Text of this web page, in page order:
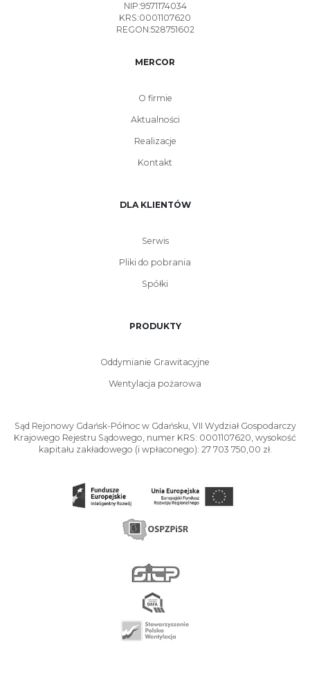
NIP:9571174034
KRS:0001107620
REGON:528751602
MERCOR
O firmie
Aktualności
Realizacje
Kontakt
DLA KLIENTÓW
Serwis
Pliki do pobrania
Spółki
PRODUKTY
Oddymianie Grawitacyjne
Wentylacja pożarowa
Sąd Rejonowy Gdańsk-Północ w Gdańsku, VII Wydział Gospodarczy
Krajowego Rejestru Sądowego, numer KRS: 0001107620, wysokość
kapitału zakładowego (i wpłaconego): 27 703 750,00 zł.